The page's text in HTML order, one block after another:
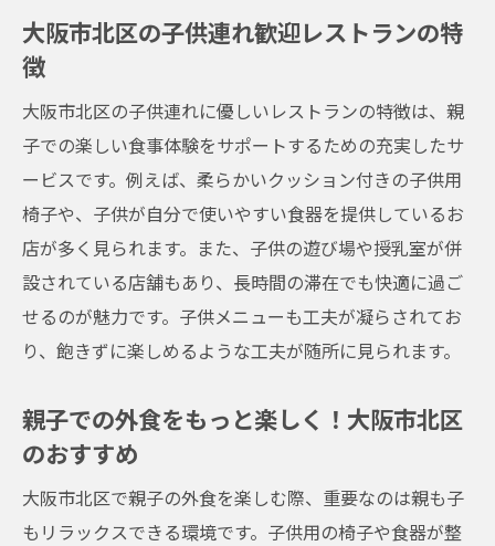
大阪市北区の子供連れ歓迎レストランの特
徴
大阪市北区の子供連れに優しいレストランの特徴は、親
子での楽しい食事体験をサポートするための充実したサ
ービスです。例えば、柔らかいクッション付きの子供用
椅子や、子供が自分で使いやすい食器を提供しているお
店が多く見られます。また、子供の遊び場や授乳室が併
設されている店舗もあり、長時間の滞在でも快適に過ご
せるのが魅力です。子供メニューも工夫が凝らされてお
り、飽きずに楽しめるような工夫が随所に見られます。
親子での外食をもっと楽しく！大阪市北区
のおすすめ
大阪市北区で親子の外食を楽しむ際、重要なのは親も子
もリラックスできる環境です。子供用の椅子や食器が整